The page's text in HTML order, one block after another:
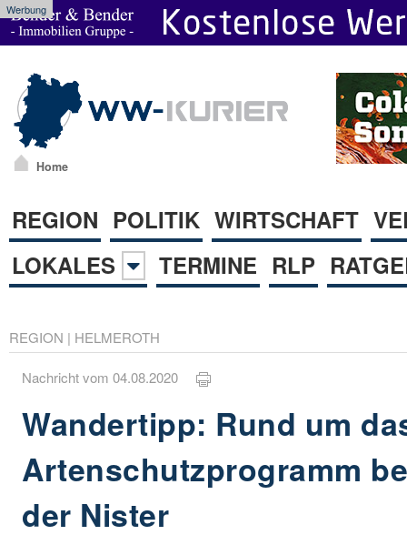
Werbung
Home
REGION POLITIK WIRTSCHAFT
LOKALES
TERMINE RLP
REGION | HELMEROTH
Nachricht vom 04.08.2020
Wandertipp: Rund um
Artenschutzprogramm
der Nister